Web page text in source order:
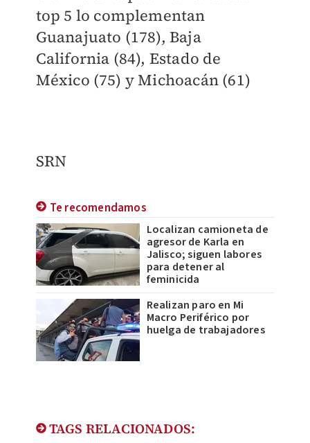
top 5 lo complementan
Guanajuato (178), Baja
California (84), Estado de
México (75) y Michoacán (61)
SRN
Te recomendamos
Localizan camioneta de
agresor de Karla en
Jalisco; siguen labores
para detener al
feminicida
Realizan paro en Mi
Macro Periférico por
huelga de trabajadores
TAGS RELACIONADOS: